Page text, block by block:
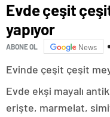
Evde çeşit
yapıyor
ABONE OL News
Evinde çeşit çeşit
Evde ekşi mayalı
erişte, marmelat,